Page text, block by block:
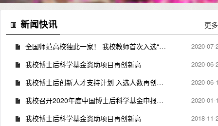
更多
新闻快讯
2020-07-
全国师范高校独此一家！ 我校教师首次入选“中德博士后...
2020-06-
我校博士后科学基金资助项目再创新高
2020-06-
我校博士后创新人才支持计划 入选人数再创新高
2020-01-
我校召开2020年度中国博士后科学基金申报动员暨培训会
2018-11-
我校博士后科学基金资助项目再创新高